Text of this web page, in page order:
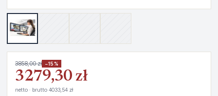
3858,00 zł −15%
3279,30 zł
netto · brutto 4033,54 zł